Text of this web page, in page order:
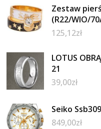
Zestaw
(R22/WIO/
125,12zł
LOTUS
21
39,00zł
Seiko
849,00zł